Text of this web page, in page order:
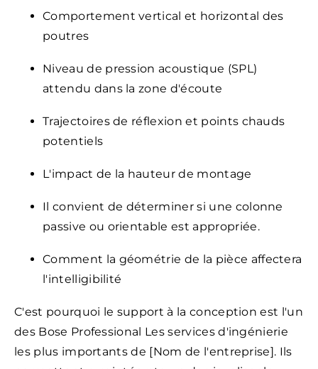
Comportement vertical et horizontal des
poutres
Niveau de pression acoustique (SPL)
attendu dans la zone d'écoute
Trajectoires de réflexion et points chauds
potentiels
L'impact de la hauteur de montage
Il convient de déterminer si une colonne
passive ou orientable est appropriée.
Comment la géométrie de la pièce affectera
l'intelligibilité
C'est pourquoi le support à la conception est l'un
des Bose Professional Les services d'ingénierie
les plus importants de [Nom de l'entreprise]. Ils